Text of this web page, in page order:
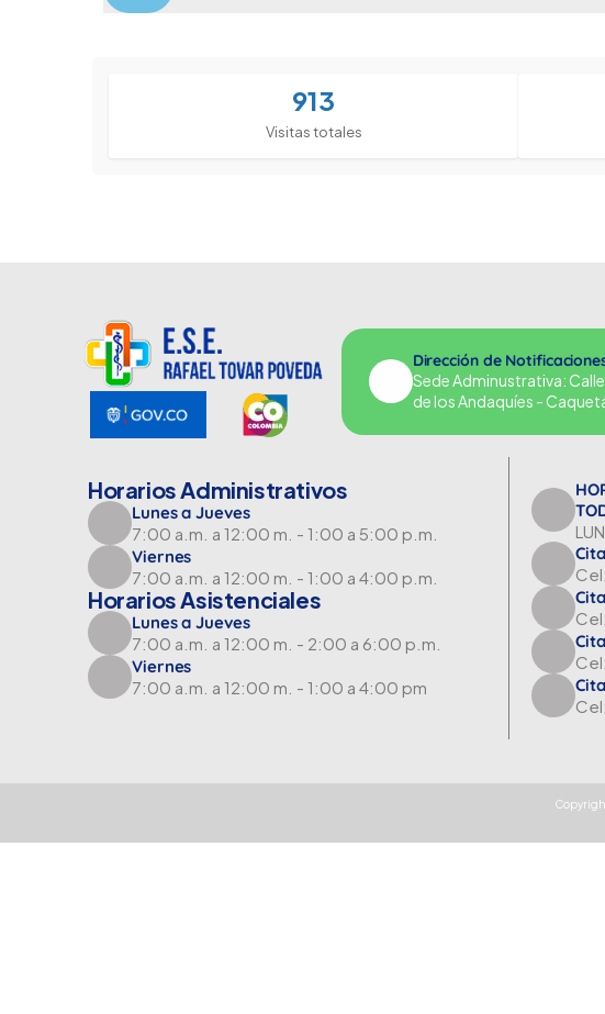
913
Visitas totales
Dirección de
Sede Adminustrativa:
de los Andaquíes -
Horarios Administrativos
Lunes a Jueves
7:00 a.m. a 12:00 m. - 1:00 a 5:00 p.m.
Viernes
7:00 a.m. a 12:00 m. - 1:00 a 4:00 p.m.
Horarios Asistenciales
Lunes a Jueves
7:00 a.m. a 12:00 m. - 2:00 a 6:00 p.m.
Viernes
7:00 a.m. a 12:00 m. - 1:00 a 4:00 pm